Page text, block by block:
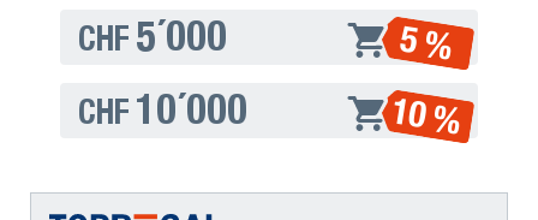
CHF 5´000 5 %
CHF 10´000 10 %